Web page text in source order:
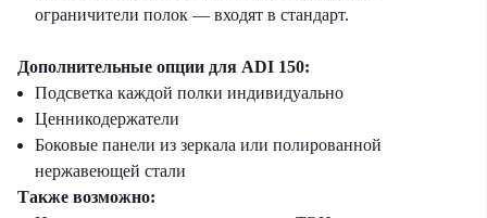
ограничители полок — входят в стандарт.
Дополнительные опции для ADI 150:
Подсветка каждой полки индивидуально
Ценникодержатели
Боковые панели из зеркала или полированной
нержавеющей стали
Также возможно: